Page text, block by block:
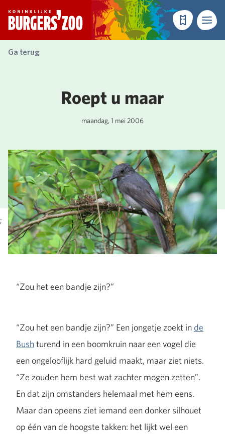
- Homepagina
TicketsMenu
Ga terug
;
Roept u maar
maandag, 1 mei 2006
“Zou het een bandje zijn?”
“Zou het een bandje zijn?” Een jongetje zoekt in de
Bush turend in een boomkruin naar een vogel die
een ongelooflijk hard geluid maakt, maar ziet niets.
“Ze zouden hem best wat zachter mogen zetten”.
En dat zijn omstanders helemaal met hem eens.
Maar dan opeens ziet iemand een donker silhouet
op één van de hoogste takken: het lijkt wel een